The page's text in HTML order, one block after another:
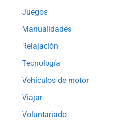
Juegos
Manualidades
Relajación
Tecnología
Vehículos de motor
Viajar
Voluntariado